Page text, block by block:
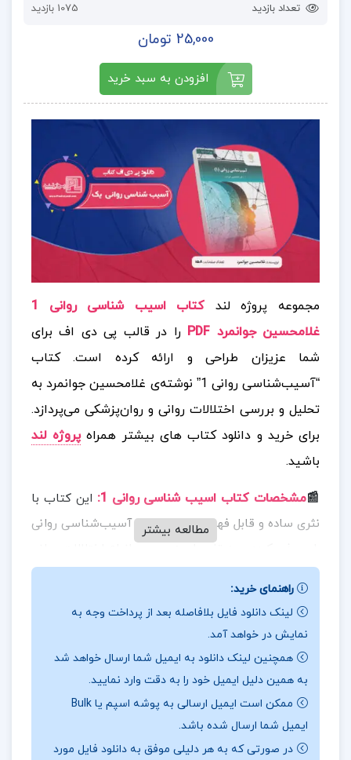
تعداد بازدید 1075 بازدید
25,000 تومان
افزودن به سبد خرید
مجموعه پروژه لند
کتاب اسیب شناسی روانی 1
غلامحسین جوانمرد PDF
را در قالب پی دی اف برای
شما عزیزان طراحی و ارائه کرده است. کتاب
“آسیب‌شناسی روانی 1” نوشته‌ی غلامحسین جوانمرد به
تحلیل و بررسی اختلالات روانی و روان‌پزشکی می‌پردازد.
برای خرید و دانلود کتاب های بیشتر همراهپروژه لند
باشید.
📰مشخصات کتاب اسیب شناسی روانی 1:
این کتاب با
نثری ساده و قابل فهم، مفاهیم اولیه آسیب‌شناسی روانی
از جمله اضطراب، افسردگی، روان‌پریشی و اختلالات
شخصیتی می‌پردازد. همچنین، نویسنده به علل زیستی،
روانی و اجتماعی بروز این اختلالات اشاره کرده و روش‌های
درمانی مختلف اعم از دارودرمانی و روان‌درمانی را توضیح
می‌دهد. یکی دیگر از ویژگی‌های برجسته کتاب، تمرکز بر
جنبه‌های علمی و عملی آسیب‌شناسی روانی است که آن
را برای دانشجویان و حرفه‌ای‌های این حوزه مناسب
می‌سازد.
مطالعه بیشتر
راهنمای خرید:
لینک دانلود فایل بلافاصله بعد از پرداخت وجه به
نمایش در خواهد آمد.
همچنین لینک دانلود به ایمیل شما ارسال خواهد شد
به همین دلیل ایمیل خود را به دقت وارد نمایید.
ممکن است ایمیل ارسالی به پوشه اسپم یا Bulk
ایمیل شما ارسال شده باشد.
در صورتی که به هر دلیلی موفق به دانلود فایل مورد